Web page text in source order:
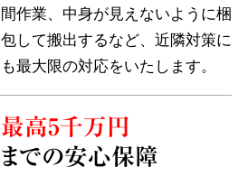
間作業、中身が見えないように梱
包して搬出するなど、近隣対策に
も最大限の対応をいたします。
最高5千万円
までの安心保障